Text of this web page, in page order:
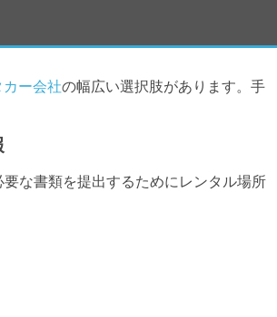
ー会社の幅広い選択肢があります。手
な書類を提出するためにレンタル場所